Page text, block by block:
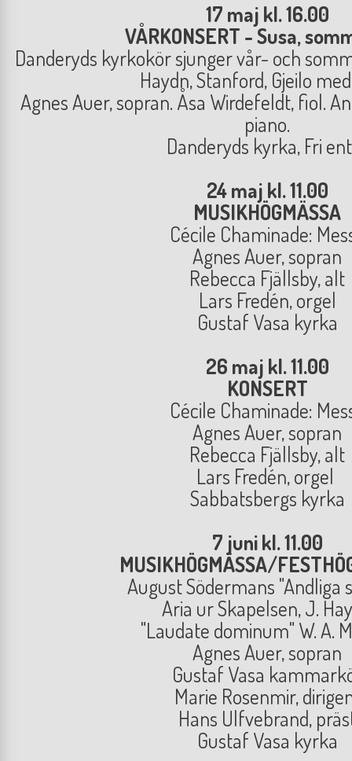
17 maj kl. 16.00
VÅRKONSERT - Susa,
Danderyds kyrkokör sjunger vår- och
Haydn, Stanford, Gjeilo
Agnes Auer, sopran. Åsa Wirdefeldt, fiol.
piano.
Danderyds kyrka, Fri
24 maj kl. 11.00
MUSIKHÖGMÄSSA
Cécile Chaminade:
Agnes Auer, sopran
Rebecca Fjällsby, alt
Lars Fredén, orgel
Gustaf Vasa kyrka
26 maj kl. 11.00
KONSERT
Cécile Chaminade:
Agnes Auer, sopran
Rebecca Fjällsby, alt
Lars Fredén, orgel
Sabbatsbergs kyrka
7 juni kl. 11.00
MUSIKHÖGMÄSSA/
August Södermans "Andliga
Aria ur Skapelsen, J.
"Laudate dominum" W. A.
Agnes Auer, sopran
Gustaf Vasa
Marie Rosenmir,
Hans Ulfvebrand,
Gustaf Vasa kyrka